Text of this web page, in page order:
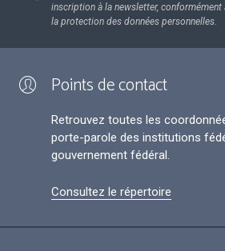
inscription à la newsletter, conformément
la protection des données personnelles.
Points de contact
Retrouvez toutes les
porte-parole des institutions
gouvernement fédéral.
Consultez le répertoire